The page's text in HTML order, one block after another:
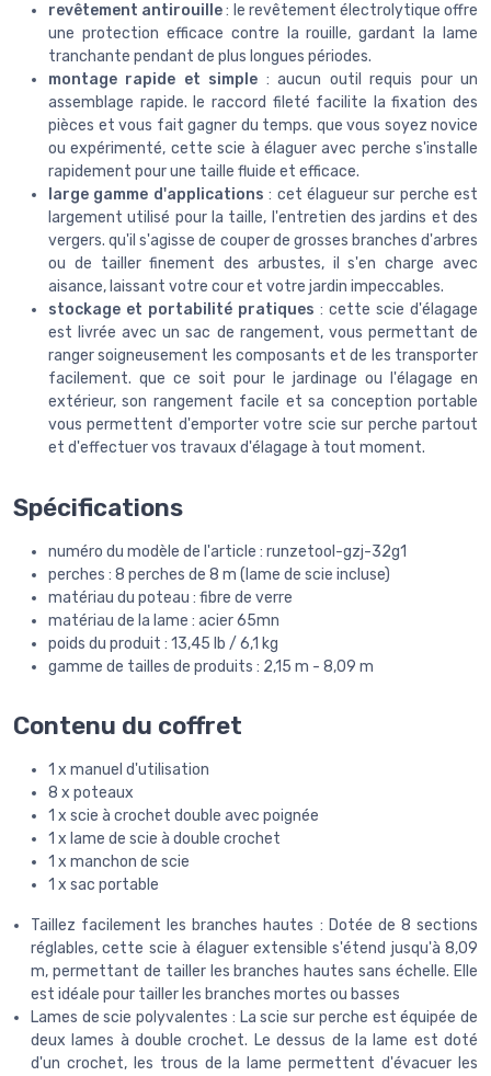
revêtement antirouille: le revêtement électrolytique offre
une protection efficace contre la rouille, gardant la lame
tranchante pendant de plus longues périodes.
montage rapide et simple : aucun outil requis pour un
assemblage rapide. le raccord fileté facilite la fixation des
pièces et vous fait gagner du temps. que vous soyez novice
ou expérimenté, cette scie à élaguer avec perche s'installe
rapidement pour une taille fluide et efficace.
large gamme d'applications : cet élagueur sur perche est
largement utilisé pour la taille, l'entretien des jardins et des
vergers. qu'il s'agisse de couper de grosses branches d'arbres
ou de tailler finement des arbustes, il s'en charge avec
aisance, laissant votre cour et votre jardin impeccables.
stockage et portabilité pratiques : cette scie d'élagage
est livrée avec un sac de rangement, vous permettant de
ranger soigneusement les composants et de les transporter
facilement. que ce soit pour le jardinage ou l'élagage en
extérieur, son rangement facile et sa conception portable
vous permettent d'emporter votre scie sur perche partout
et d'effectuer vos travaux d'élagage à tout moment.
Spécifications
numéro du modèle de l'article : runzetool-gzj-32g1
perches : 8 perches de 8 m (lame de scie incluse)
matériau du poteau : fibre de verre
matériau de la lame : acier 65mn
poids du produit : 13,45 lb / 6,1 kg
gamme de tailles de produits : 2,15 m - 8,09 m
Contenu du coffret
1 x manuel d'utilisation
8 x poteaux
1 x scie à crochet double avec poignée
1 x lame de scie à double crochet
1 x manchon de scie
1 x sac portable
Taillez facilement les branches hautes : Dotée de 8 sections
réglables, cette scie à élaguer extensible s'étend jusqu'à 8,09
m, permettant de tailler les branches hautes sans échelle. Elle
est idéale pour tailler les branches mortes ou basses
Lames de scie polyvalentes : La scie sur perche est équipée de
deux lames à double crochet. Le dessus de la lame est doté
d'un crochet, les trous de la lame permettent d'évacuer les